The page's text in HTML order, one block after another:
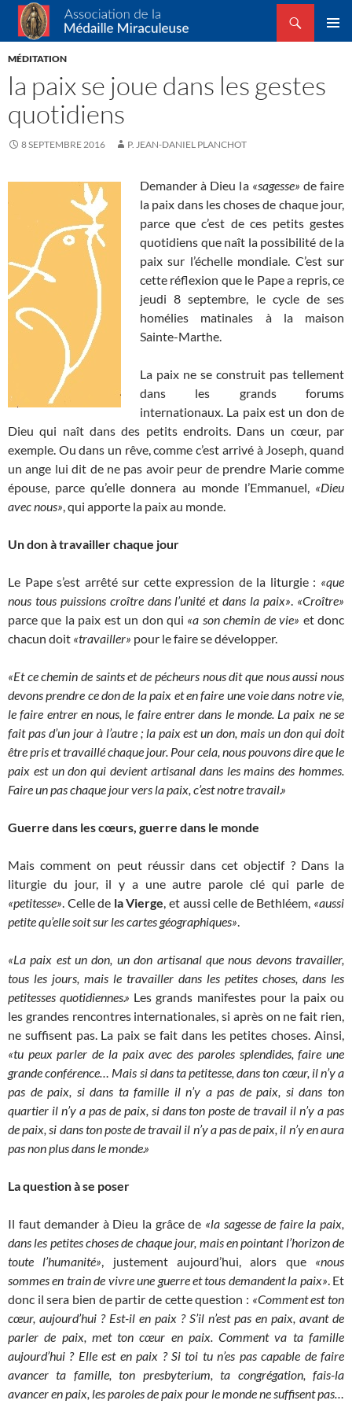
Association de la Médaille Miraculeuse
Recherche
ALLER
AU
MÉDITATION
la paix se joue dans les gestes
quotidiens
8 SEPTEMBRE 2016 P. JEAN-DANIEL PLANCHOT
Demander à Dieu la «sagesse» de faire
la paix dans les choses de chaque jour,
parce que c’est de ces petits gestes
quotidiens que naît la possibilité de la
paix sur l’échelle mondiale. C’est sur
cette réflexion que le Pape a repris, ce
jeudi 8 septembre, le cycle de ses
homélies matinales à la maison
Sainte-Marthe.
La paix ne se construit pas tellement
dans les grands forums
internationaux. La paix est un don de
Dieu qui naît dans des petits endroits. Dans un cœur, par
exemple. Ou dans un rêve, comme c’est arrivé à Joseph, quand
un ange lui dit de ne pas avoir peur de prendre Marie comme
épouse, parce qu’elle donnera au monde l’Emmanuel, «Dieu
avec nous», qui apporte la paix au monde.
Un don à travailler chaque jour
Le Pape s’est arrêté sur cette expression de la liturgie : «que
nous tous puissions croître dans l’unité et dans la paix». «Croître»
parce que la paix est un don qui «a son chemin de vie» et donc
chacun doit «travailler» pour le faire se développer.
«Et ce chemin de saints et de pécheurs nous dit que nous aussi nous
devons prendre ce don de la paix et en faire une voie dans notre vie,
le faire entrer en nous, le faire entrer dans le monde. La paix ne se
fait pas d’un jour à l’autre ; la paix est un don, mais un don qui doit
être pris et travaillé chaque jour. Pour cela, nous pouvons dire que le
paix est un don qui devient artisanal dans les mains des hommes.
Faire un pas chaque jour vers la paix, c’est notre travail.»
Guerre dans les cœurs, guerre dans le monde
Mais comment on peut réussir dans cet objectif ? Dans la
liturgie du jour, il y a une autre parole clé qui parle de
«petitesse». Celle de la Vierge, et aussi celle de Bethléem, «aussi
petite qu’elle soit sur les cartes géographiques».
«La paix est un don, un don artisanal que nous devons travailler,
tous les jours, mais le travailler dans les petites choses, dans les
petitesses quotidiennes.» Les grands manifestes pour la paix ou
les grandes rencontres internationales, si après on ne fait rien,
ne suffisent pas. La paix se fait dans les petites choses. Ainsi,
«tu peux parler de la paix avec des paroles splendides, faire une
grande conférence… Mais si dans ta petitesse, dans ton cœur, il n’y a
pas de paix, si dans ta famille il n’y a pas de paix, si dans ton
quartier il n’y a pas de paix, si dans ton poste de travail il n’y a pas
de paix, si dans ton poste de travail il n’y a pas de paix, il n’y en aura
pas non plus dans le monde.»
La question à se poser
Il faut demander à Dieu la grâce de «la sagesse de faire la paix,
dans les petites choses de chaque jour, mais en pointant l’horizon de
toute l’humanité», justement aujourd’hui, alors que «nous
sommes en train de vivre une guerre et tous demandent la paix». Et
donc il sera bien de partir de cette question : «Comment est ton
cœur, aujourd’hui ? Est-il en paix ? S’il n’est pas en paix, avant de
parler de paix, met ton cœur en paix. Comment va ta famille
aujourd’hui ? Elle est en paix ? Si toi tu n’es pas capable de faire
avancer ta famille, ton presbyterium, ta congrégation, fais-la
avancer en paix, les paroles de paix pour le monde ne suffisent pas…